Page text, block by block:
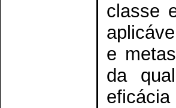
classe
e
da
eficácia